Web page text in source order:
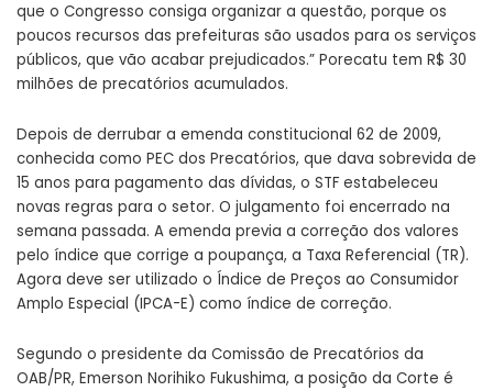
que o Congresso consiga organizar a questão, porque os
poucos recursos das prefeituras são usados para os serviços
públicos, que vão acabar prejudicados.” Porecatu tem R$ 30
milhões de precatórios acumulados.
Depois de derrubar a emenda constitucional 62 de 2009,
conhecida como PEC dos Precatórios, que dava sobrevida de
15 anos para pagamento das dívidas, o STF estabeleceu
novas regras para o setor. O julgamento foi encerrado na
semana passada. A emenda previa a correção dos valores
pelo índice que corrige a poupança, a Taxa Referencial (TR).
Agora deve ser utilizado o Índice de Preços ao Consumidor
Amplo Especial (IPCA-E) como índice de correção.
Segundo o presidente da Comissão de Precatórios da
OAB/PR, Emerson Norihiko Fukushima, a posição da Corte é